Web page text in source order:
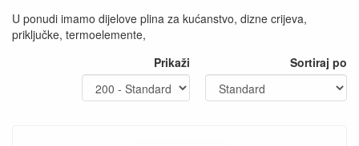
U ponudi imamo dijelove plina za kućanstvo, dizne crijeva,
priključke, termoelemente,
Prikaži
Sortiraj po